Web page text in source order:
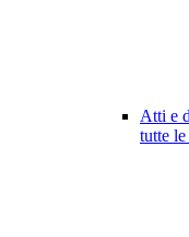
Atti e
tutte